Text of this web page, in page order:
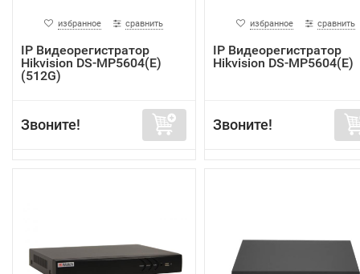
избранное сравнить
IP Видеорегистратор
Hikvision DS-MP5604(E)
(512G)
Звоните!
избранное сравнить
IP Видеорегистратор
Hikvision DS-MP5604(E)
Звоните!